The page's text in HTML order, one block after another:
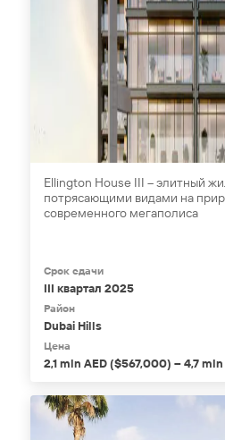
Ellington House III – элитный
потрясающими видами на
современного мегаполиса
Срок сдачи
III квартал 2025
Район
Dubai Hills
Цена
2,1 mln AED ($567,000) – 4,7